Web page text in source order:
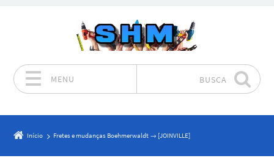
MENU BUSCA
Início Fretes e mudanças Boehmerwaldt → [JOINVILLE]